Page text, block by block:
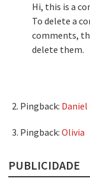
Hi, this is a
To delete a
comments,
delete them.
Pingback: Daniel
Pingback: Olivia
PUBLICIDADE